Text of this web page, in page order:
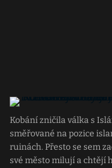
Kobání zničila válka s
směřované na pozice
ruinách. Přesto se sem
své město milují a chtějí